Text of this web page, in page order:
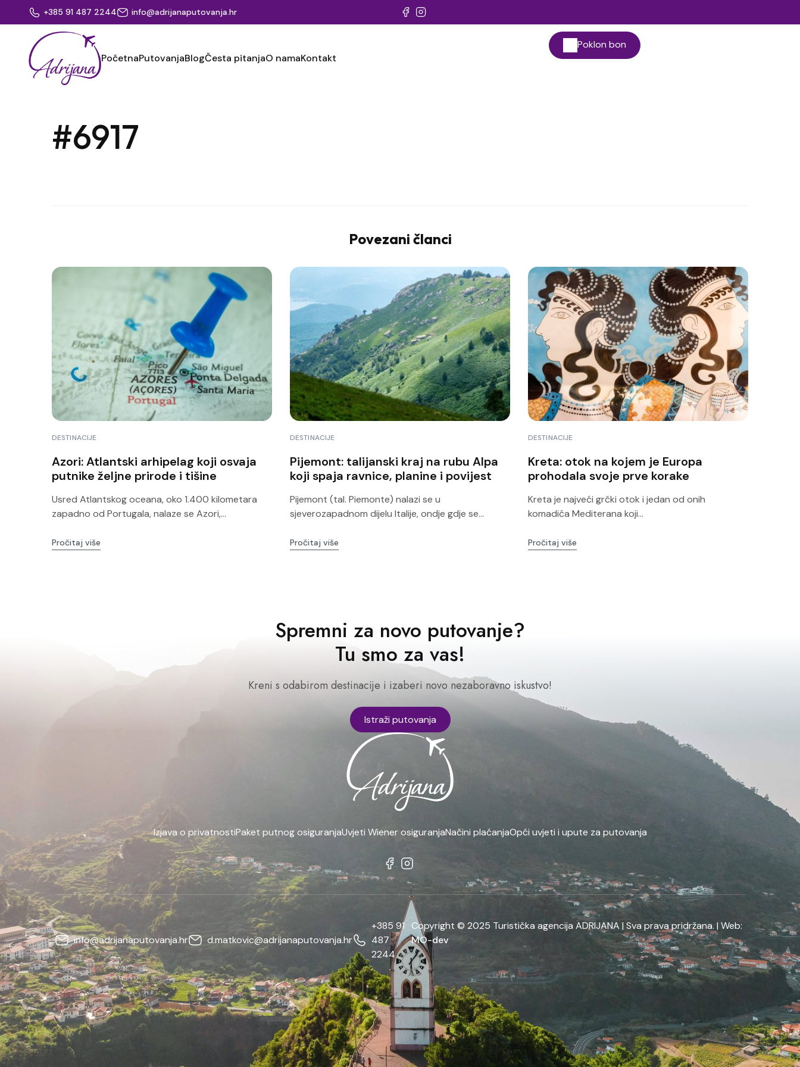
+385 91 487 2244 info@adrijanaputovanja.hr
PočetnaPutovanjaBlogČesta pitanjaO namaKontakt
Poklon bon
#6917
Povezani članci
DESTINACIJE
Azori: Atlantski arhipelag koji osvaja
putnike željne prirode i tišine
Usred Atlantskog oceana, oko 1.400 kilometara
zapadno od Portugala, nalaze se Azori,...
Pročitaj više
DESTINACIJE
Pijemont: talijanski kraj na rubu Alpa
koji spaja ravnice, planine i povijest
Pijemont (tal. Piemonte) nalazi se u
sjeverozapadnom dijelu Italije, ondje gdje se...
Pročitaj više
DESTINACIJE
Kreta: otok na kojem je Europa
prohodala svoje prve korake
Kreta je najveći grčki otok i jedan od onih
komadića Mediterana koji...
Pročitaj više
Spremni za novo putovanje?
Tu smo za vas!
Kreni s odabirom destinacije i izaberi novo nezaboravno iskustvo!
Istraži putovanja
Izjava o privatnostiPaket putnog osiguranjaUvjeti Wiener osiguranjaNačini plaćanjaOpći uvjeti i upute za putovanja
info@adrijanaputovanja.hr d.matkovic@adrijanaputovanja.hr
+385 91
487
2244
Copyright © 2025 Turistička agencija ADRIJANA | Sva prava pridržana. | Web:
MO-dev